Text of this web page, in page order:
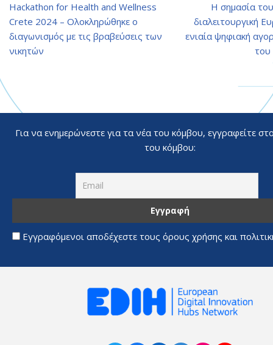
Hackathon for Health and Wellness
Crete 2024 – Ολοκληρώθηκε ο
διαγωνισμός με τις βραβεύσεις των
νικητών
Η σημασία
διαλειτουργική
ενιαία ψηφιακή
Για να ενημερώνεστε για τα νέα του κόμβου, εγγραφείτε
του κόμβου:
Εγγραφόμενοι αποδέχεστε τους όρους χρήσης και